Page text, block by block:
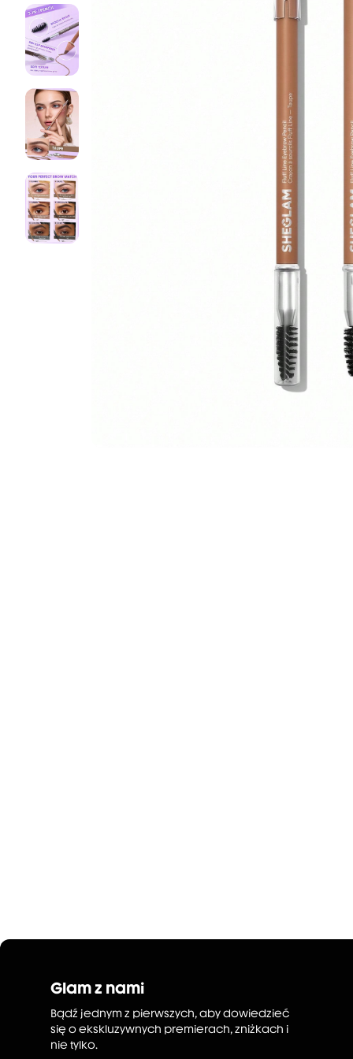
Glam z nami
Bądź jednym z pierwszych, aby dowiedzieć
się o ekskluzywnych premierach, zniżkach i
nie tylko.